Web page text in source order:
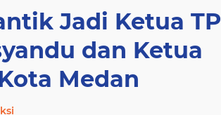
Jadi Ketua TP
dan Ketua
Medan